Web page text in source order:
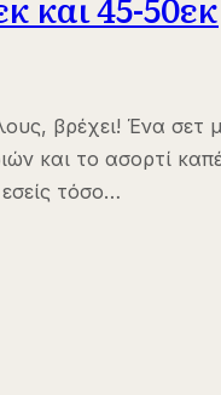
βρέχει! Ένα
και το ασορτί
τόσο…